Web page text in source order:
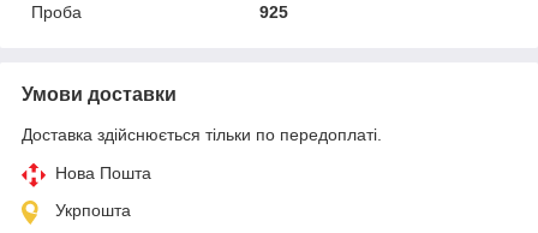
Проба
925
Умови доставки
Доставка здійснюється тільки по передоплаті.
Нова Пошта
Укрпошта